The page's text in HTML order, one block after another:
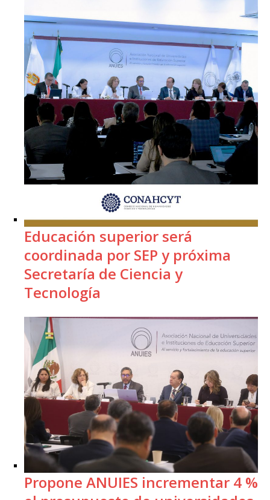
Educación superior será
coordinada por SEP y próxima
Secretaría de Ciencia y
Tecnología
Propone ANUIES incrementar 4 %